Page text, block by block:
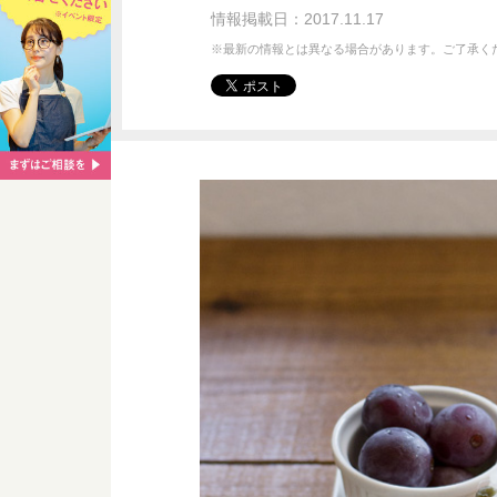
情報掲載日：2017.11.17
※最新の情報とは異なる場合があります。ご了承く